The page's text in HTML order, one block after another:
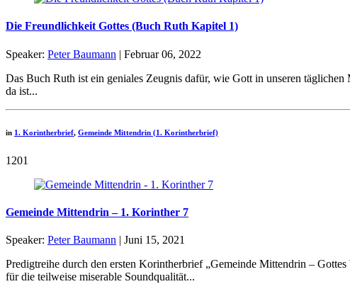
Die Freundlichkeit Gottes (Buch Ruth Kapitel 1)
Speaker: Peter Baumann | Februar 06, 2022
Das Buch Ruth ist ein geniales Zeugnis dafür, wie Gott in unseren
da ist...
in 1. Korintherbrief, Gemeinde Mittendrin (1. Korintherbrief)
1201
Gemeinde Mittendrin – 1. Korinther 7
Speaker: Peter Baumann | Juni 15, 2021
Predigtreihe durch den ersten Korintherbrief „Gemeinde Mittendrin –
für die teilweise miserable Soundqualität...